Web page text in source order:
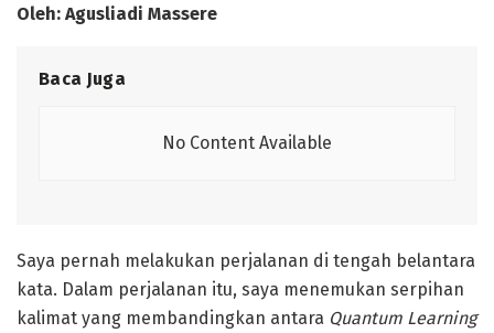
Oleh: Agusliadi Massere
Baca Juga
No Content Available
Saya pernah melakukan perjalanan di tengah belantara
kata. Dalam perjalanan itu, saya menemukan serpihan
kalimat yang membandingkan antara Quantum Learning